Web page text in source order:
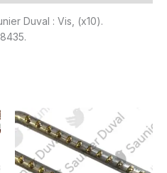
Duval : Vis, (x10).